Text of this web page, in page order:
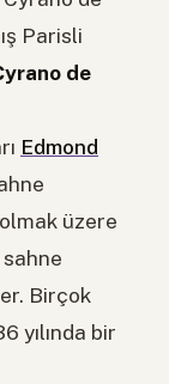
Parisli
de
Edmond
olmak üzere
Birçok
yılında bir